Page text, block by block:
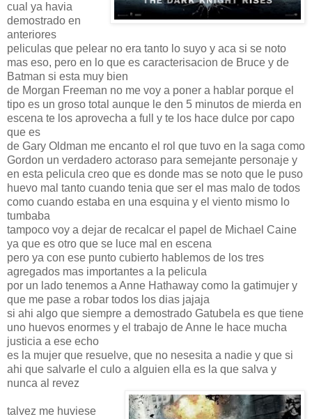
cual ya havia
demostrado en
anteriores
peliculas que pelear no era tanto lo suyo y aca si se noto
mas eso, pero en lo que es caracterisacion de Bruce y de
Batman si esta muy bien
de Morgan Freeman no me voy a poner a hablar porque el
tipo es un groso total aunque le den 5 minutos de mierda en
escena te los aprovecha a full y te los hace dulce por capo
que es
de Gary Oldman me encanto el rol que tuvo en la saga como
Gordon un verdadero actoraso para semejante personaje y
en esta pelicula creo que es donde mas se noto que le puso
huevo mal tanto cuando tenia que ser el mas malo de todos
como cuando estaba en una esquina y el viento mismo lo
tumbaba
tampoco voy a dejar de recalcar el papel de Michael Caine
ya que es otro que se luce mal en escena
pero ya con ese punto cubierto hablemos de los tres
agregados mas importantes a la pelicula
por un lado tenemos a Anne Hathaway como la gatimujer y
que me pase a robar todos los dias jajaja
si ahi algo que siempre a demostrado Gatubela es que tiene
uno huevos enormes y el trabajo de Anne le hace mucha
justicia a ese echo
es la mujer que resuelve, que no nesesita a nadie y que si
ahi que salvarle el culo a alguien ella es la que salva y
nunca al revez
talvez me huviese